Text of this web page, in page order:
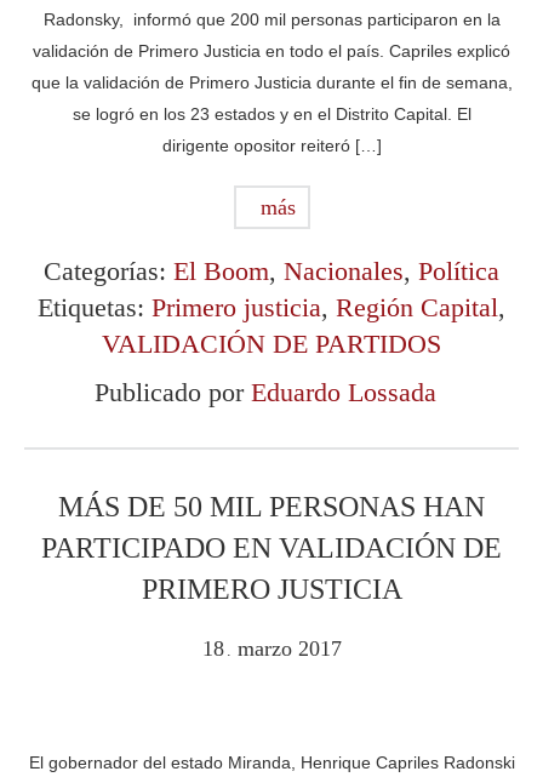
Radonsky, informó que 200 mil personas participaron en la
validación de Primero Justicia en todo el país. Capriles explicó
que la validación de Primero Justicia durante el fin de semana,
se logró en los 23 estados y en el Distrito Capital. El
dirigente opositor reiteró […]
más
Categorías: El Boom, Nacionales, Política
Etiquetas: Primero justicia, Región Capital,
VALIDACIÓN DE PARTIDOS
Publicado por Eduardo Lossada
MÁS DE 50 MIL PERSONAS HAN
PARTICIPADO EN VALIDACIÓN DE
PRIMERO JUSTICIA
18 . marzo 2017
El gobernador del estado Miranda, Henrique Capriles Radonski